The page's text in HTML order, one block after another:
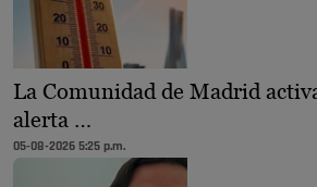
La Comunidad de Madrid
alerta …
05-08-2026 5:25 p.m.